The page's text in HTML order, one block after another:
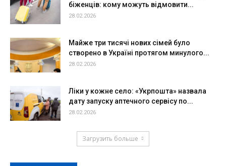
біженців: кому можуть відмовити...
28.02.2026
Майже три тисячі нових сімей було
створено в Україні протягом минулого...
28.02.2026
Ліки у кожне село: «Укрпошта» назвала
дату запуску аптечного сервісу по...
28.02.2026
Загрузить больше